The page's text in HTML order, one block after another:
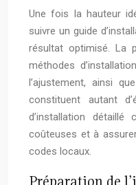
Une fois la hauteur
suivre un guide
résultat optimisé. La
méthodes
l’ajustement, ainsi
constituent autant
d’installation
coûteuses et à
codes locaux.
Préparation de